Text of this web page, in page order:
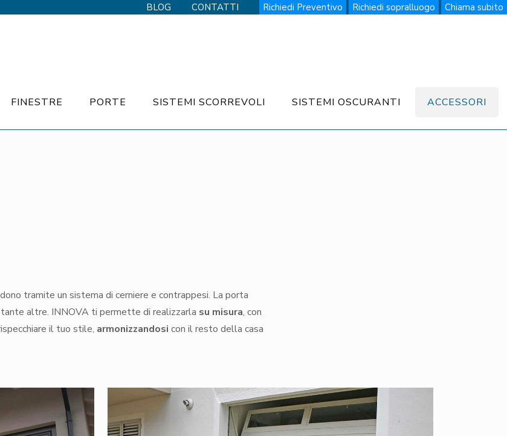
BLOG CONTATTI Richiedi Preventivo Richiedi sopralluogo Chiama subito
FINESTRE PORTE SISTEMI SCORREVOLI SISTEMI OSCURANTI ACCESSORI
tramite un sistema di cerniere e contrappesi. La porta
altre. INNOVA ti permette di realizzarla su misura, con
il tuo stile, armonizzandosi con il resto della casa